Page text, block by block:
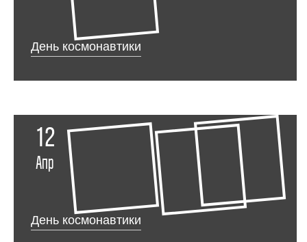
День космонавтики
12
Апр
День космонавтики